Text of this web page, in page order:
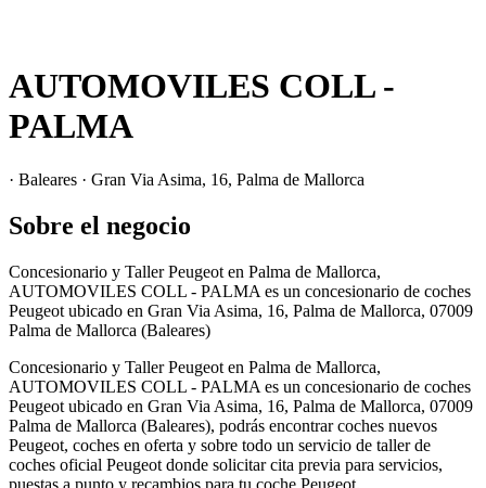
AUTOMOVILES COLL -
PALMA
· Baleares · Gran Via Asima, 16, Palma de Mallorca
Sobre el negocio
Concesionario y Taller Peugeot en Palma de Mallorca,
AUTOMOVILES COLL - PALMA es un concesionario de coches
Peugeot ubicado en Gran Via Asima, 16, Palma de Mallorca, 07009
Palma de Mallorca (Baleares)
Concesionario y Taller Peugeot en Palma de Mallorca,
AUTOMOVILES COLL - PALMA es un concesionario de coches
Peugeot ubicado en Gran Via Asima, 16, Palma de Mallorca, 07009
Palma de Mallorca (Baleares), podrás encontrar coches nuevos
Peugeot, coches en oferta y sobre todo un servicio de taller de
coches oficial Peugeot donde solicitar cita previa para servicios,
puestas a punto y recambios para tu coche Peugeot.